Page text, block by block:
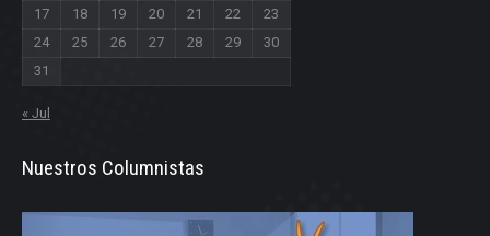
17
18 19 20 21 22
23
24
25 26 27 28 29
30
31
« Jul
Nuestros Columnistas